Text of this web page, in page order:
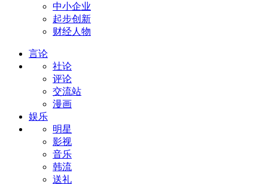
中小企业
起步创新
财经人物
言论
社论
评论
交流站
漫画
娱乐
明星
影视
音乐
韩流
送礼